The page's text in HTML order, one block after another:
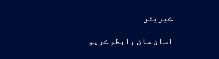
ڪيريئر
اسان سان رابطو ڪريو